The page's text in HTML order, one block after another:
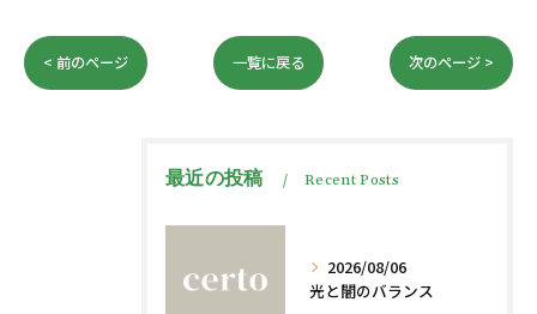
< 前のページ 一覧に戻る 次のページ >
最近の投稿 Recent Posts
2026/08/06
光と闇のバランス